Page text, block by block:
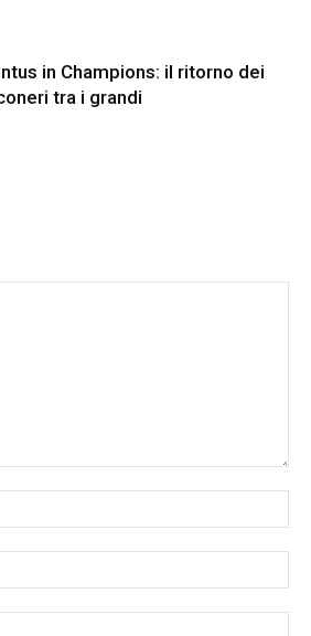
in Champions: il ritorno dei
tra i grandi